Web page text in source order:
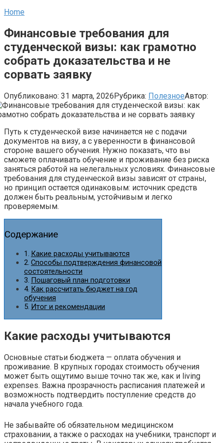
Home
Финансовые требования для
студенческой визы: как грамотно
собрать доказательства и не
сорвать заявку
Опубликовано: 31 марта, 2026Рубрика: ПолезноеАвтор:
Путь к студенческой визе начинается не с подачи
документов на визу, а с уверенности в финансовой
стороне вашего обучения. Нужно показать, что вы
сможете оплачивать обучение и проживание без риска
заняться работой на нелегальных условиях. Финансовые
требования для студенческой визы зависят от страны,
но принцип остается одинаковым: источник средств
должен быть реальным, устойчивым и легко
проверяемым.
Содержание
Какие расходы учитываются
Способы подтверждения финансовой
состоятельности
Пошаговый план подготовки
Как рассчитать бюджет на год
обучения
Итог и рекомендации
Какие расходы учитываются
Основные статьи бюджета — оплата обучения и
проживание. В крупных городах стоимость обучения
может быть ощутимо выше точно так же, как и living
expenses. Важна прозрачность расписания платежей и
возможность подтвердить поступление средств до
начала учебного года.
Не забывайте об обязательном медицинском
страховании, а также о расходах на учебники, транспорт и